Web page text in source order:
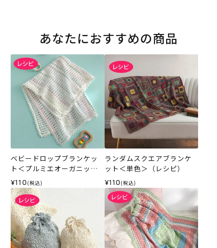
あなたにおすすめの商品
ベビードロップブランケッ
ト＜プルミエオーガニック
コットン＞（レシピ）
¥110 (税込)
ランダムスクエアブランケ
ット＜単色＞（レシピ）
¥110 (税込)